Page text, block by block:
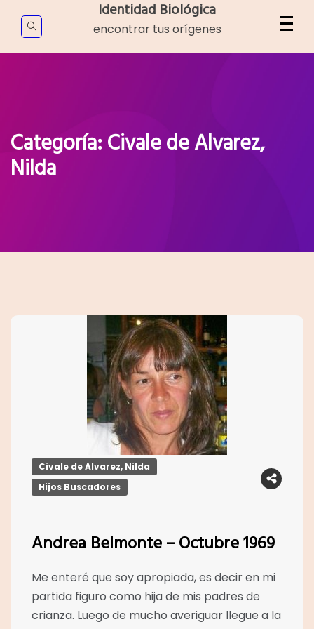
content
Identidad Biológica
encontrar tus orígenes
Categoría:Civale de Alvarez,
Nilda
Civale de Alvarez, Nilda
Hijos Buscadores
Andrea Belmonte – Octubre 1969
Me enteré que soy apropiada, es decir en mi
partida figuro como hija de mis padres de
crianza. Luego de mucho averiguar llegue a la